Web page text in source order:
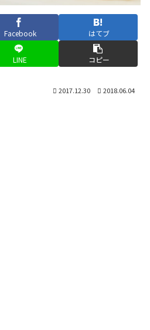
Facebook はてブ
LINE コピー
2017.12.30 2018.06.04